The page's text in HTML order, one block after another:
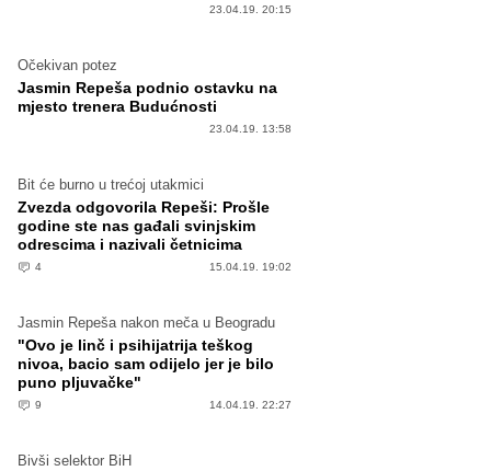
23.04.19. 20:15
Očekivan potez
Jasmin Repeša podnio ostavku na
mjesto trenera Budućnosti
23.04.19. 13:58
Bit će burno u trećoj utakmici
Zvezda odgovorila Repeši: Prošle
godine ste nas gađali svinjskim
odrescima i nazivali četnicima
4 15.04.19. 19:02
Jasmin Repeša nakon meča u Beogradu
"Ovo je linč i psihijatrija teškog
nivoa, bacio sam odijelo jer je bilo
puno pljuvačke"
9 14.04.19. 22:27
Bivši selektor BiH